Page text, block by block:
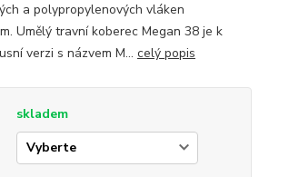
a polypropylenových vláken
Umělý travní koberec Megan 38 je k
verzi s názvem M... celý popis
skladem